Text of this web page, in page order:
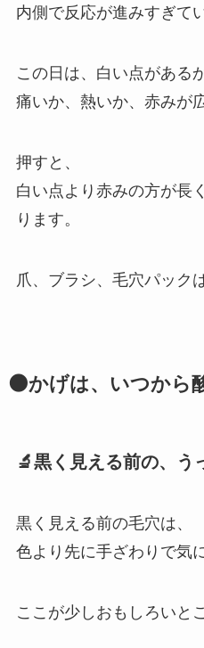
内側で反応が進みすぎて
この日は、白い点がある
痛いか、熱いか、赤みが
押すと、
白い点より赤みの方が長
ります。
爪、ブラシ、毛穴パック
🌑かげは、いつから
🔬黒く見える前の、う
黒く見える前の毛穴は、
色より先に手ざわりで気
ここが少しおもしろいと